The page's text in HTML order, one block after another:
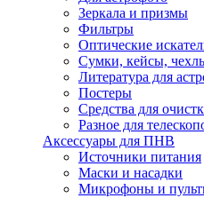
Зеркала и призмы
Фильтры
Оптические
Сумки, кейсы,
Литература для
Постеры
Средства для
Разное для
Аксессуары для ПНВ
Источники питания
Маски и насадки
Микрофоны и